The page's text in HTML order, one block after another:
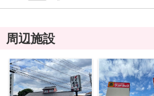
周辺施設